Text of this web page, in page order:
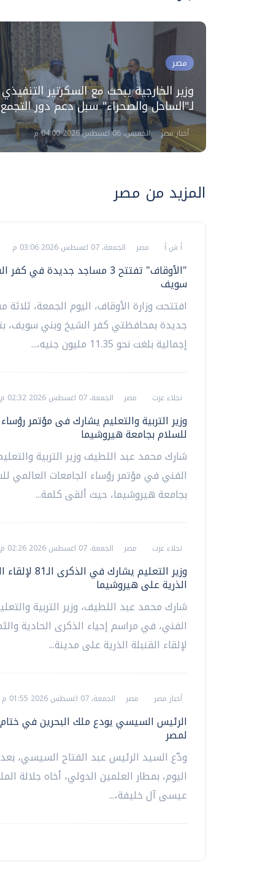
مصر
وزير الخارجية يبحث مع السكرتير التنفيذي
لـ"الساحل والصحراء" سبل دعم دور التجمع
أخبار مصر الخميس، 06 اغسطس 2026 04:00 م
المزيد من مصر
أ ش أ مصر الجمعة، 07 اغسطس 2026 03:06 م
"الأوقاف" تفتتح 3 مساجد جديدة في
سويف
افتتحت وزارة الأوقاف، اليوم الجمعة، ثلاثة
جديدة بمحافظتي كفر الشيخ وبني سويف،
إجمالية بلغت نحو 11.35 مليون جنيه،...
نجلاء عزت مصر الجمعة، 07 اغسطس 2026 02:32 م
وزير التربية والتعليم يشارك فى مؤتمر
للسلام بجامعة هيروشيما
شارك محمد عبد اللطيف وزير التربية
الفني في مؤتمر رؤساء الجامعات العالمي
بجامعة هيروشيما، حيث ألقى كلمة...
نجلاء عزت مصر الجمعة، 07 اغسطس 2026 02:26 م
وزير التعليم يشارك في
الذرية على هيروشيما
شارك محمد عبد اللطيف، وزير التربية
الفني، في مراسم إحياء الذكرى الحادية
لإلقاء القنبلة الذرية على مدينة...
أخبار مصر مصر الجمعة، 07 اغسطس 2026 01:55 م
الرئيس السيسي يودع ملك البحرين في ختام
لمصر
ودّع السيد الرئيس عبد الفتاح السيسي،
اليوم، بمطار العلمين الدولي، أخاه جلالة
عيسى آل خليفة،...